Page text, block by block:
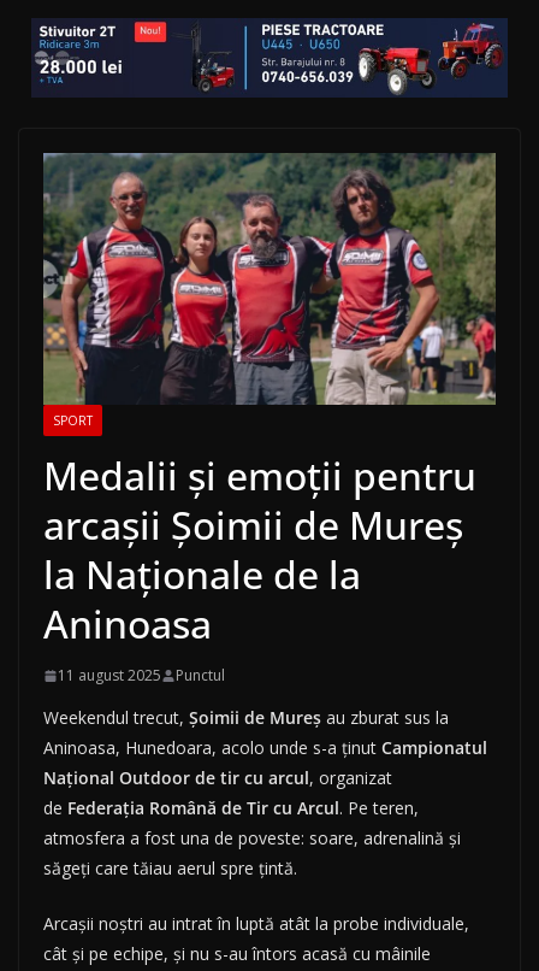
SPORT
Medalii și emoții pentru
arcașii Șoimii de Mureș
la Naționale de la
Aninoasa
11 august 2025 Punctul
Weekendul trecut, Șoimii de Mureș au zburat sus la
Aninoasa, Hunedoara, acolo unde s-a ținut Campionatul
Național Outdoor de tir cu arcul, organizat
de Federația Română de Tir cu Arcul. Pe teren,
atmosfera a fost una de poveste: soare, adrenalină și
săgeți care tăiau aerul spre țintă.
Arcașii noștri au intrat în luptă atât la probe individuale,
cât și pe echipe, și nu s-au întors acasă cu mâinile